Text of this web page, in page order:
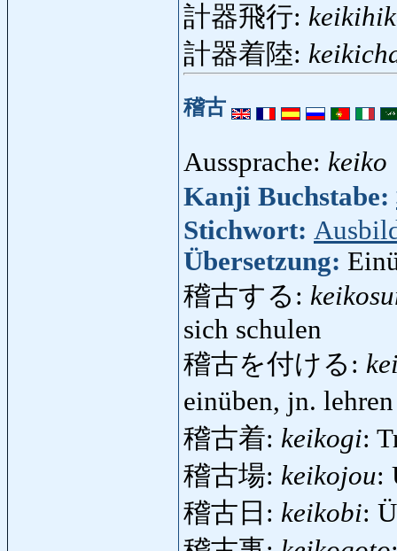
計器飛行:
計器着陸:
稽古
Aussprache: keiko
Kanji Buchstabe:
Stichwort:
Übersetzung:
稽古する:
sich schulen
稽古を付ける:
einüben, jn.
稽古着: keikogi:
稽古場: keikojou:
稽古日: keikobi: